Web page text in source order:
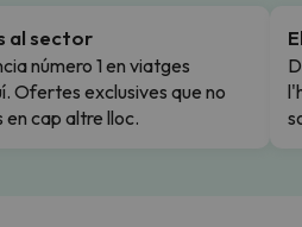
al sector
número 1 en viatges
Ofertes exclusives que no
en cap altre lloc.